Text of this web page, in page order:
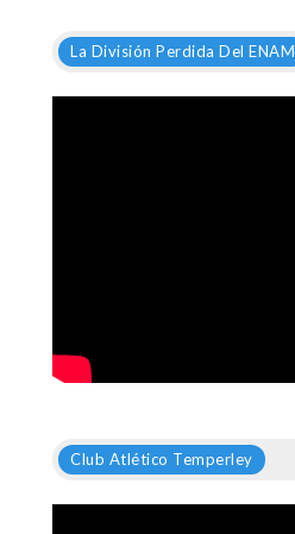
La División Perdida Del ENAM
Club Atlético Temperley